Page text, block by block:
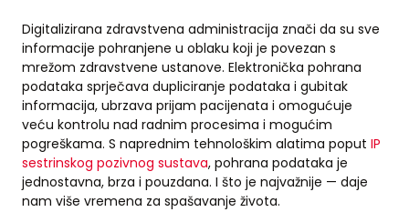
Digitalizirana zdravstvena administracija znači da su sve
informacije pohranjene u oblaku koji je povezan s
mrežom zdravstvene ustanove. Elektronička pohrana
podataka sprječava dupliciranje podataka i gubitak
informacija, ubrzava prijam pacijenata i omogućuje
veću kontrolu nad radnim procesima i mogućim
pogreškama. S naprednim tehnološkim alatima poput IP
sestrinskog pozivnog sustava, pohrana podataka je
jednostavna, brza i pouzdana. I što je najvažnije — daje
nam više vremena za spašavanje života.